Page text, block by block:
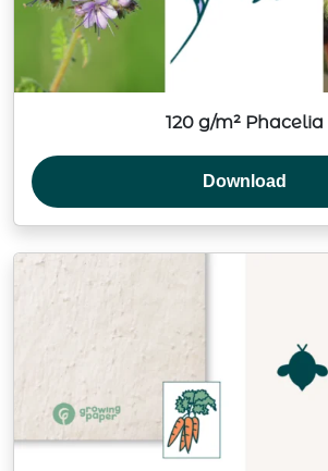
120 g/m² Phacelia
Download